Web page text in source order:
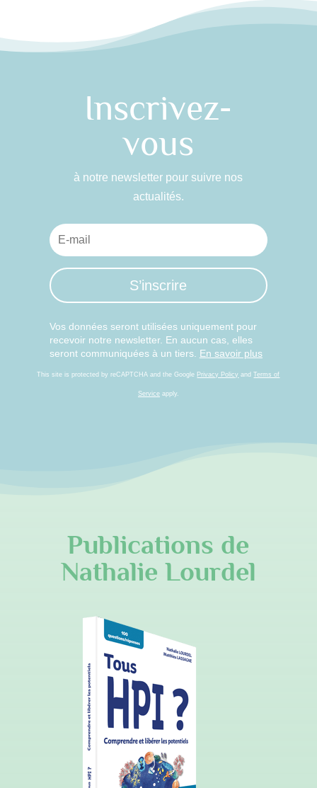
Inscrivez-
vous
à notre newsletter pour suivre nos
actualités.
S’inscrire
Vos données seront utilisées uniquement pour
recevoir notre newsletter. En aucun cas, elles
seront communiquées à un tiers. En savoir plus
This site is protected by reCAPTCHA and the Google Privacy Policy andTerms of
Serviceapply.
Publications de
Nathalie Lourdel